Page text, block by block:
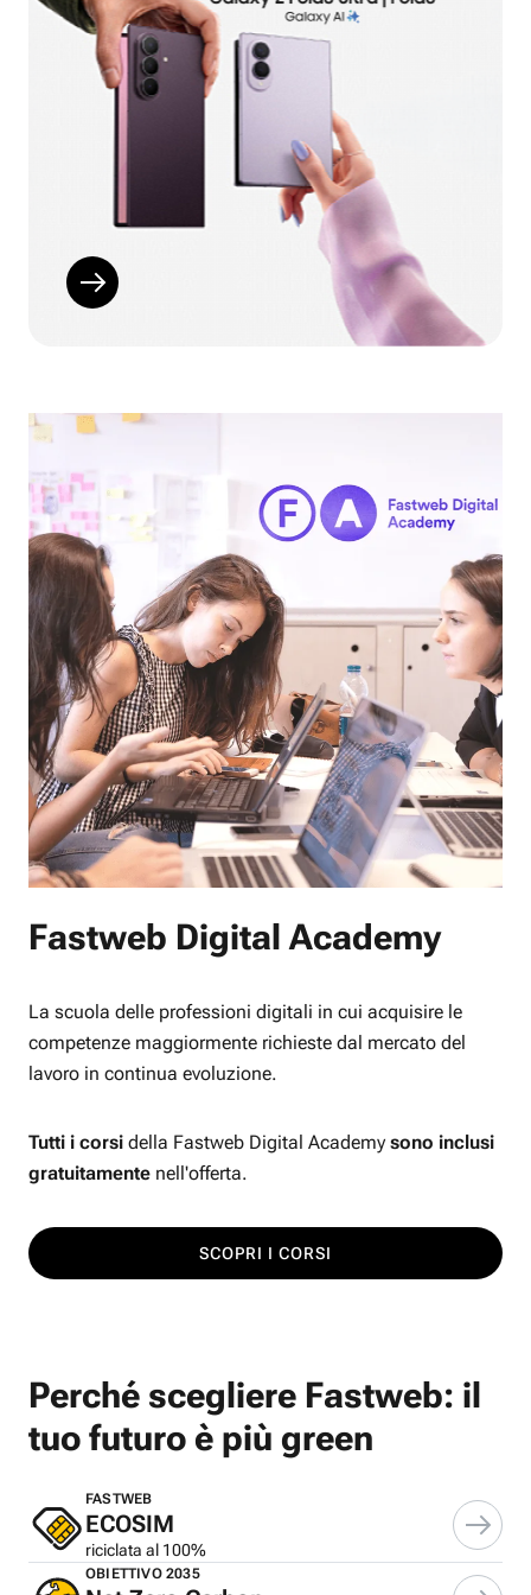
Fastweb Digital Academy
La scuola delle professioni digitali in cui acquisire le
competenze maggiormente richieste dal mercato del
lavoro in continua evoluzione.
Tutti i corsi della Fastweb Digital Academy sono inclusi
gratuitamente nell'offerta.
SCOPRI I CORSI
Perché scegliere Fastweb: il
tuo futuro è più green
FASTWEB
ECOSIM
riciclata al 100%
OBIETTIVO 2035